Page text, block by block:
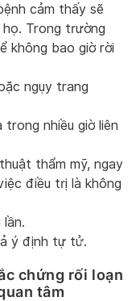
cảm thấy sẽ
Trong trường
không bao giờ rời
ngụy trang
nhiều giờ liên
thẩm mỹ, ngay
điều trị là không
ý định tự tử.
chứng rối loạn
tâm